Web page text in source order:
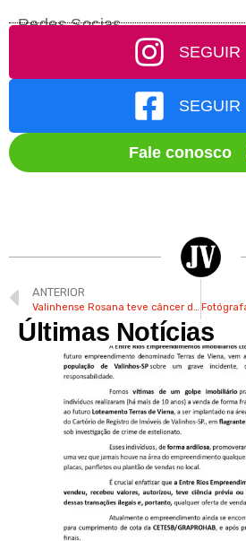
Redes Socias
SEGUIR
SEGUIR
Fale conosco
ANTERIOR
Valinhense Rosana teve câncer de ovário, fez cirurgia e segue se recuperando
Últimas Notícias